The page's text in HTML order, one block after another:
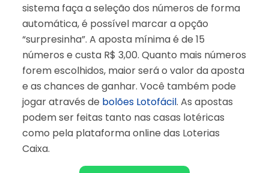
sistema faça a seleção dos números de forma
automática, é possível marcar a opção
“surpresinha”. A aposta mínima é de 15
números e custa R$ 3,00. Quanto mais números
forem escolhidos, maior será o valor da aposta
e as chances de ganhar. Você também pode
jogar através de bolões Lotofácil. As apostas
podem ser feitas tanto nas casas lotéricas
como pela plataforma online das Loterias
Caixa.